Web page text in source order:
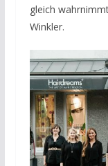
gleich
Winkler.